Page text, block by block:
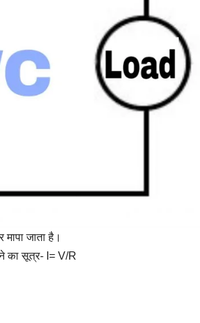
जाता है।
का सूत्र- I= V/R